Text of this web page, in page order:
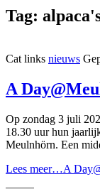
Tag:
Cat links nieuws
A
Op zondag 3 juli
18.30 uur hun
Meulnhörn. Een
Lees meer…A